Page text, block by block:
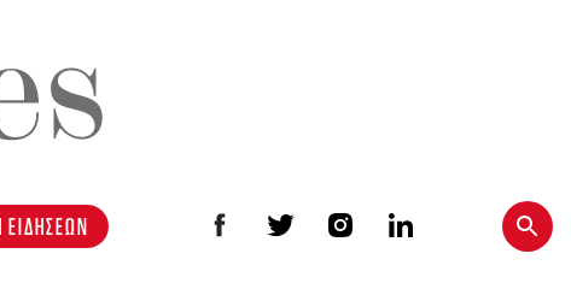
ΕΙΔΗΣΕΩΝ